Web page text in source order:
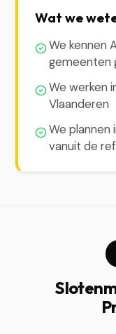
Wat we
We kennen
gemeenten
We werken
Vlaanderen
We
vanuit de